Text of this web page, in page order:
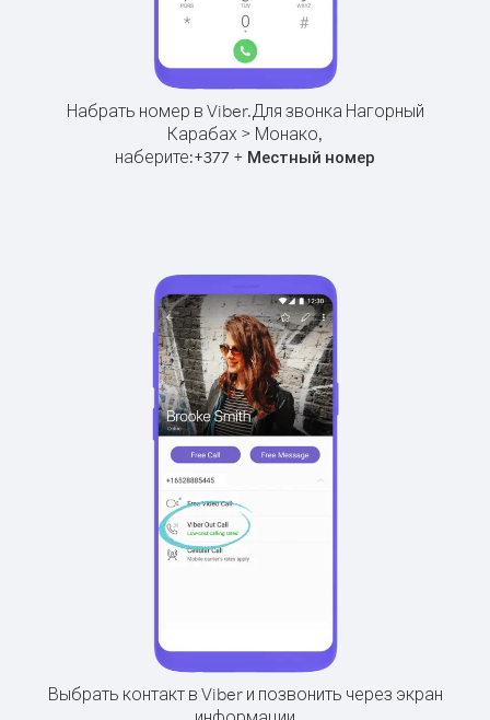
Набрать номер в Viber.Для звонка Нагорный
Карабах > Монако,
наберите:+377 + Местный номер
Выбрать контакт в Viber и позвонить через экран